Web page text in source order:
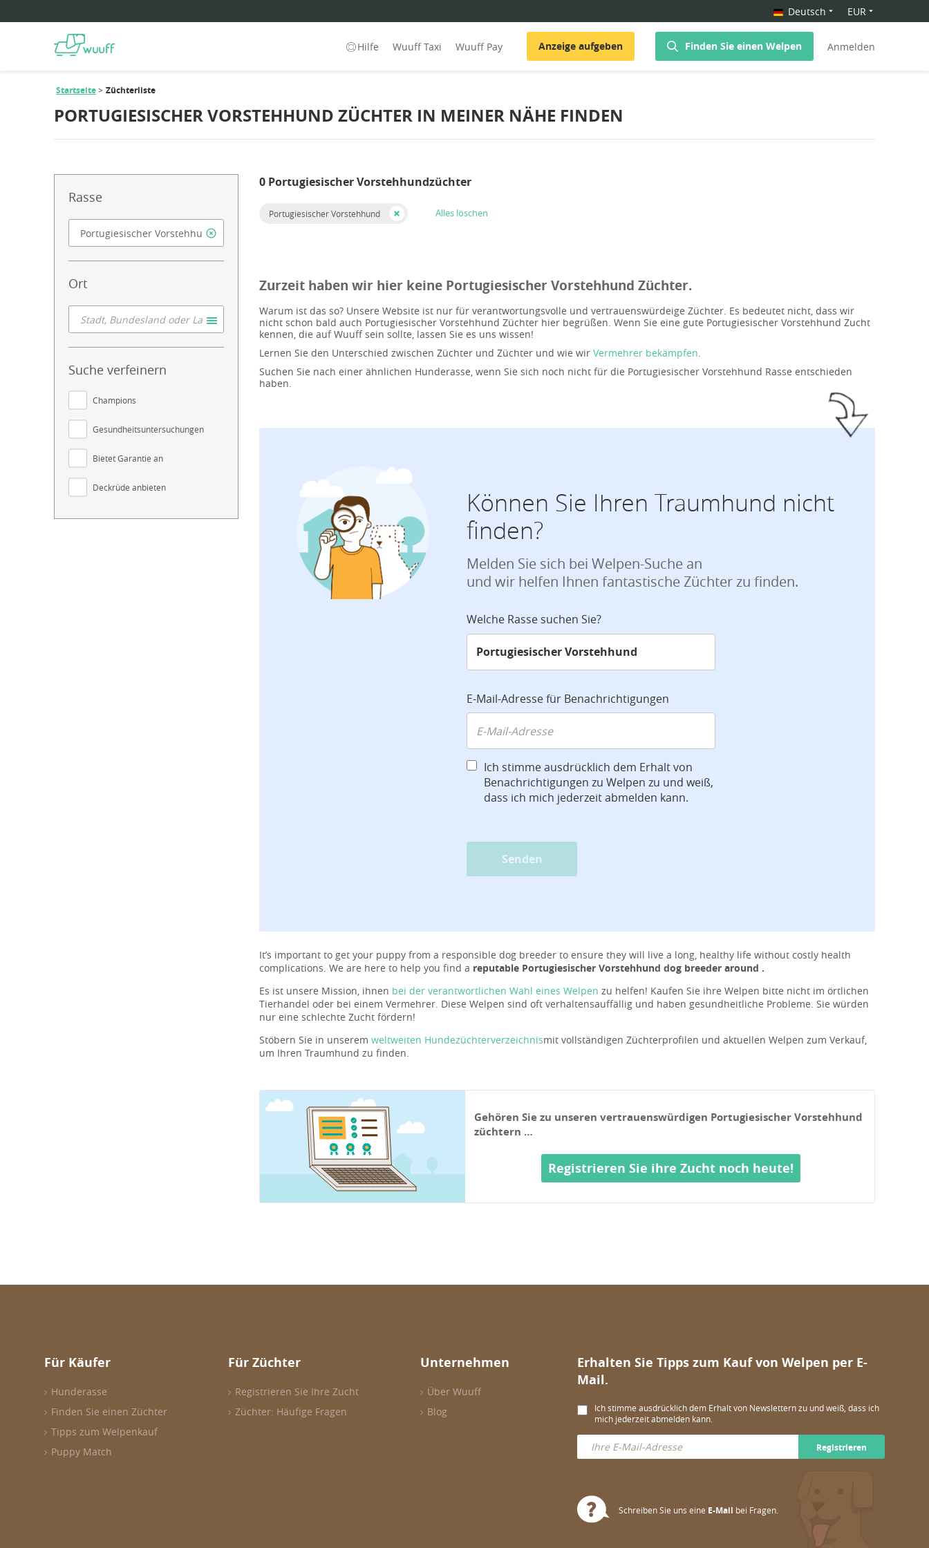
Deutsch EUR
Hilfe Wuuff Taxi Wuuff Pay Anzeige aufgeben Finden Sie einen Welpen Anmelden
Startseite Züchterliste
PORTUGIESISCHER VORSTEHHUND ZÜCHTER IN MEINER NÄHE FINDEN
Rasse
Ort
Suche verfeinern
Champions
Gesundheitsuntersuchungen
Bietet Garantie an
Deckrüde anbieten
0 Portugiesischer Vorstehhundzüchter
Portugiesischer Vorstehhund Alles löschen
Zurzeit haben wir hier keine Portugiesischer Vorstehhund Züchter.
Warum ist das so? Unsere Website ist nur für verantwortungsvolle und vertrauenswürdeige Züchter. Es bedeutet nicht, dass wir
nicht schon bald auch Portugiesischer Vorstehhund Züchter hier begrüßen. Wenn Sie eine gute Portugiesischer Vorstehhund Zucht
kennen, die auf Wuuff sein sollte, lassen Sie es uns wissen!
Lernen Sie den Unterschied zwischen Züchter und Züchter und wie wir Vermehrer bekämpfen.
Suchen Sie nach einer ähnlichen Hunderasse, wenn Sie sich noch nicht für die Portugiesischer Vorstehhund Rasse entschieden
haben.
Können Sie Ihren Traumhund nicht
finden?
Melden Sie sich bei Welpen-Suche an
und wir helfen Ihnen fantastische Züchter zu finden.
Welche Rasse suchen Sie?
E-Mail-Adresse für Benachrichtigungen
Ich stimme ausdrücklich dem Erhalt von
Benachrichtigungen zu Welpen zu und weiß,
dass ich mich jederzeit abmelden kann.
Senden
It’s important to get your puppy from a responsible dog breeder to ensure they will live a long, healthy life without costly health
complications. We are here to help you find a reputable Portugiesischer Vorstehhund dog breeder around .
Es ist unsere Mission, ihnen bei der verantwortlichen Wahl eines Welpen zu helfen! Kaufen Sie ihre Welpen bitte nicht im örtlichen
Tierhandel oder bei einem Vermehrer. Diese Welpen sind oft verhaltensauffällig und haben gesundheitliche Probleme. Sie würden
nur eine schlechte Zucht fördern!
Stöbern Sie in unserem weltweiten Hundezüchterverzeichnismit vollständigen Züchterprofilen und aktuellen Welpen zum Verkauf,
um Ihren Traumhund zu finden.
Gehören Sie zu unseren vertrauenswürdigen Portugiesischer Vorstehhund
züchtern …
Registrieren Sie ihre Zucht noch heute!
Für Käufer
Hunderasse
Finden Sie einen Züchter
Tipps zum Welpenkauf
Puppy Match
Für Züchter
Registrieren Sie Ihre Zucht
Züchter: Häufige Fragen
Unternehmen
Über Wuuff
Blog
Erhalten Sie Tipps zum Kauf von Welpen per E-
Mail.
Ich stimme ausdrücklich dem Erhalt von Newslettern zu und weiß, dass ich
mich jederzeit abmelden kann.
Registrieren
Schreiben Sie uns eine E-Mail bei Fragen.